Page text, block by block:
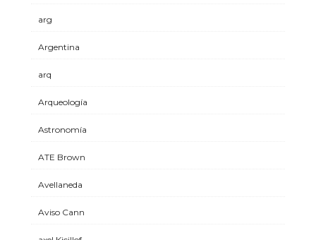
arg
Argentina
arq
Arqueología
Astronomía
ATE Brown
Avellaneda
Aviso Cann